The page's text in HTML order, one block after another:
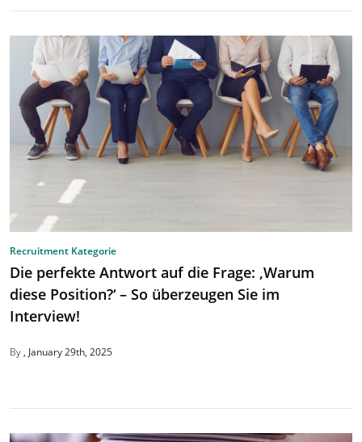
Recruitment Kategorie
Die perfekte Antwort auf die Frage: ‚Warum
diese Position?‘ – So überzeugen Sie im
Interview!
By January 29th, 2025